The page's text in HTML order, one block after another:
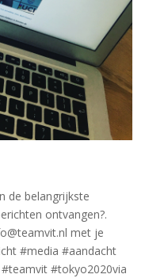
de belangrijkste
ontvangen?.
met je
#media #aandacht
#tokyo2020via